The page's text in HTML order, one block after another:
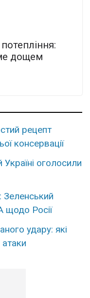
дощем
рецепт
консервації
оголосили
Зеленський
щодо Росії
удару: які